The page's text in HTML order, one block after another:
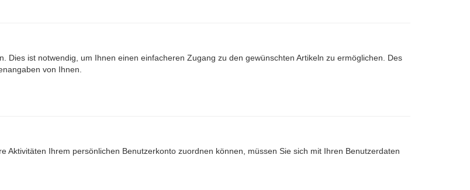
Dies ist notwendig, um Ihnen einen einfacheren Zugang zu den gewünschten Artikeln zu ermöglichen. Des
von Ihnen.
Aktivitäten Ihrem persönlichen Benutzerkonto zuordnen können, müssen Sie sich mit Ihren Benutzerdaten